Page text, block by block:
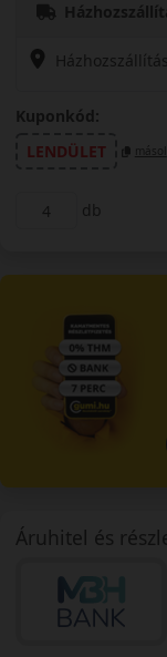
Házhozszállítás
Kuponkód:
LENDÜLET
másol
db
Áruhitel és